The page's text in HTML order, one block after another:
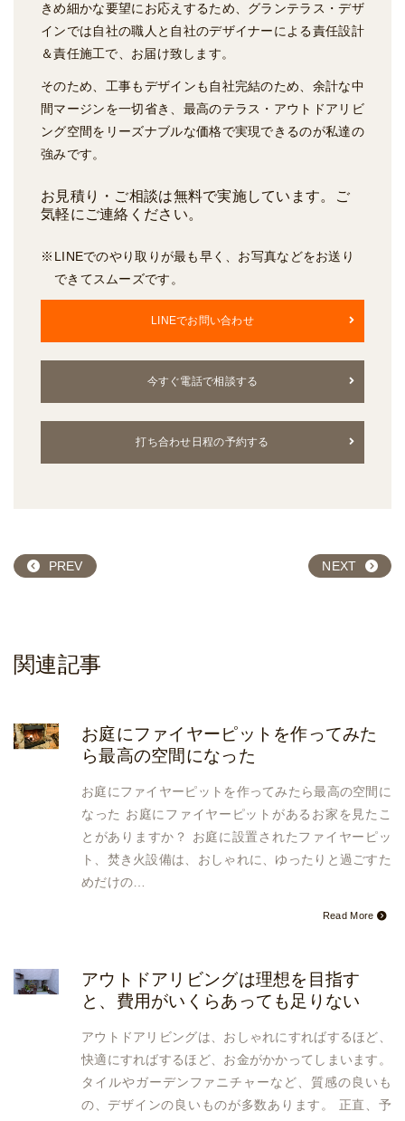
きめ細かな要望にお応えするため、グランテラス・デザ
インでは自社の職人と自社のデザイナーによる責任設計
＆責任施工で、お届け致します。
そのため、工事もデザインも自社完結のため、余計な中
間マージンを一切省き、最高のテラス・アウトドアリビ
ング空間をリーズナブルな価格で実現できるのが私達の
強みです。
お見積り・ご相談は無料で実施しています。ご
気軽にご連絡ください。
LINEでのやり取りが最も早く、お写真などをお送り
できてスムーズです。
LINEでお問い合わせ
今すぐ電話で相談する
打ち合わせ日程の予約する
PREV NEXT
関連記事
お庭にファイヤーピットを作ってみた
ら最高の空間になった
お庭にファイヤーピットを作ってみたら最高の空間に
なった お庭にファイヤーピットがあるお家を見たこ
とがありますか？ お庭に設置されたファイヤーピッ
ト、焚き火設備は、おしゃれに、ゆったりと過ごすた
めだけの…
Read More
アウトドアリビングは理想を目指す
と、費用がいくらあっても足りない
アウトドアリビングは、おしゃれにすればするほど、
快適にすればするほど、お金がかかってしまいます。
タイルやガーデンファニチャーなど、質感の良いも
の、デザインの良いものが多数あります。 正直、予